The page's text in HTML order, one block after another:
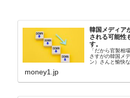
韓国メディア
される可能性
す。
「だから官製相
さすがの韓国メ
ン）さんと愉快
『朝鮮日報』に
money1.jp